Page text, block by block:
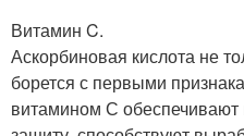
Витамин C.
Аскорбиновая кислота не
борется с первыми
витамином С